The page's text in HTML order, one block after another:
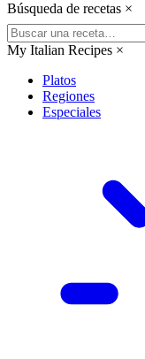
Búsqueda de recetas ×
My Italian Recipes ×
Platos
Regiones
Especiales